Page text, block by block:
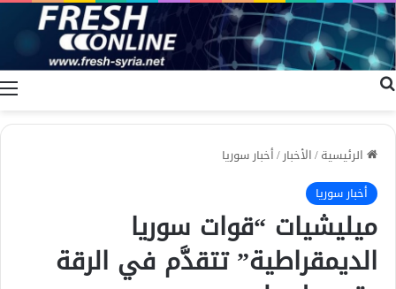
الرئيسية/الأخبار/أخبار سوريا
أخبار سوريا
ميليشيات “قوات سوريا
الديمقراطية” تتقدَّم في الرقة